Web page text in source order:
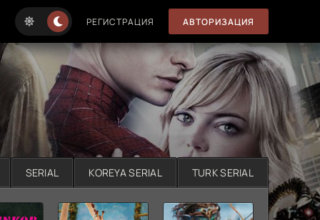
РЕГИСТРАЦИЯ АВТОРИЗАЦИЯ
SERIAL KOREYA SERIAL TURK SERIAL